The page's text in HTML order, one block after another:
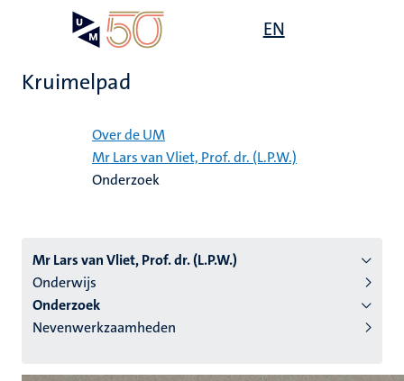
EN
Kruimelpad
Over de UM
Mr Lars van Vliet, Prof. dr. (L.P.W.)
Onderzoek
Mr Lars van Vliet, Prof. dr. (L.P.W.)
Onderwijs
Onderzoek
Nevenwerkzaamheden